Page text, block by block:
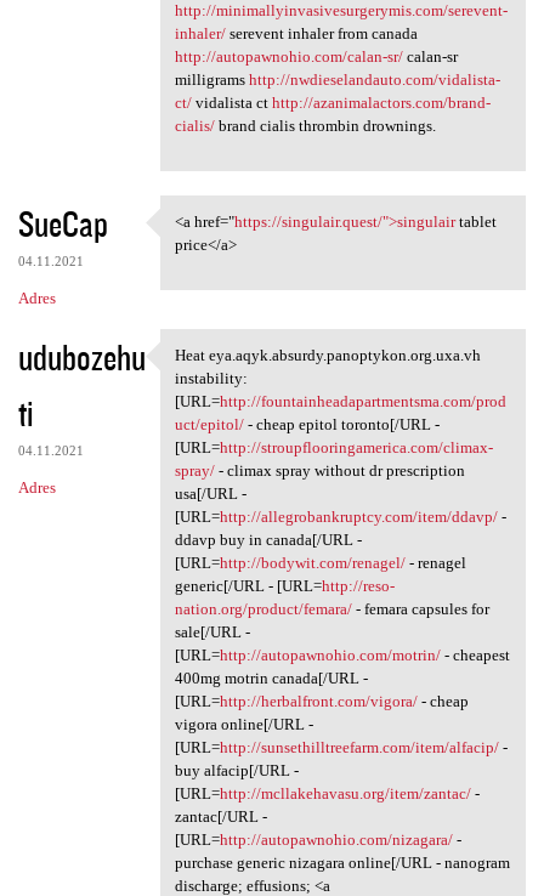
http://minimallyinvasivesurgerymis.com/serevent-
inhaler/serevent inhaler from canada
http://autopawnohio.com/calan-sr/calan-sr
milligrams http://nwdieselandauto.com/vidalista-
ct/vidalista ct http://azanimalactors.com/brand-
cialis/brand cialis thrombin drownings.
SueCap
04.11.2021
Adres
<a href="https://singulair
<a href="https://singulair.quest/">singulairtablet
price</a>
udubozehu
ti
04.11.2021
Adres
Heat eya.aqyk.absurdy
Heat eya.aqyk.absurdy.panoptykon.org.uxa.vh
instability:
[URL=http://fountainheadapartmentsma.com/prod
uct/epitol/- cheap epitol toronto[/URL -
[URL=http://stroupflooringamerica.com/climax-
spray/- climax spray without dr prescription
usa[/URL -
[URL=http://allegrobankruptcy.com/item/ddavp/-
ddavp buy in canada[/URL -
[URL=http://bodywit.com/renagel/- renagel
generic[/URL - [URL=http://reso-
nation.org/product/femara/- femara capsules for
sale[/URL -
[URL=http://autopawnohio.com/motrin/- cheapest
400mg motrin canada[/URL -
[URL=http://herbalfront.com/vigora/- cheap
vigora online[/URL -
[URL=http://sunsethilltreefarm.com/item/alfacip/-
buy alfacip[/URL -
[URL=http://mcllakehavasu.org/item/zantac/-
zantac[/URL -
[URL=http://autopawnohio.com/nizagara/-
purchase generic nizagara online[/URL - nanogram
discharge; effusions; <a